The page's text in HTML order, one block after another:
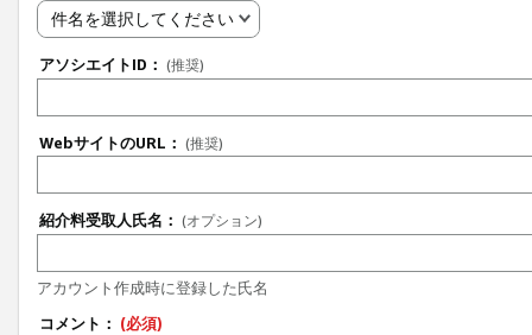
件名を選択してください
アソシエイトID： (推奨)
WebサイトのURL： (推奨)
紹介料受取人氏名： (オプション)
アカウント作成時に登録した氏名
コメント： (必須)